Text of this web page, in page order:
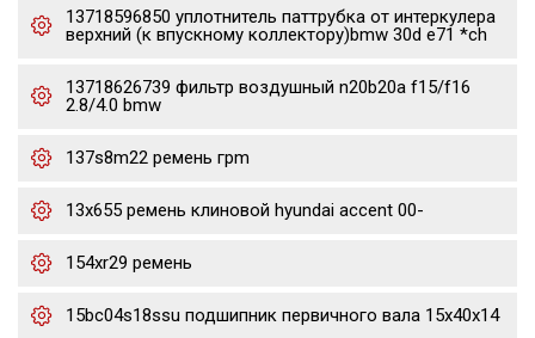
13718596850 уплотнитель паттрубка от интеркулера
верхний (к впускному коллектору)bmw 30d e71 *ch
13718626739 фильтр воздушный n20b20a f15/f16
2.8/4.0 bmw
137s8m22 ремень грm
13x655 ремень клиновой hyundai accent 00-
154xr29 ремень
15bc04s18ssu подшипник первичного вала 15x40x14